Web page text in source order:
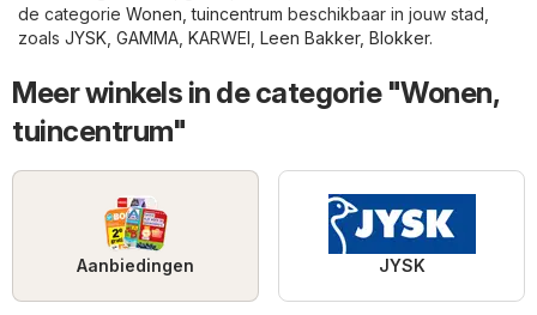
de categorie Wonen, tuincentrum beschikbaar in jouw stad,
zoals JYSK GAMMA KARWEI Leen Bakker, Blokker.
Meer winkels in de categorie "Wonen,
tuincentrum"
Aanbiedingen JYSK